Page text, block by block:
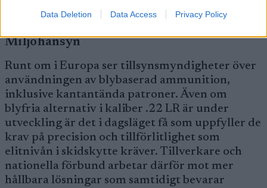
Data Deletion Data Access Privacy Policy
Ammunition till skidskytte. Foto: Manzoni/NordicFocus
Miljöhänsyn
Runt om i Europa ser tillsynsmyndigheter över
användningen av blybaserad ammunition,
inklusive kantantända patroner. Även om
blyfria alternativ i kaliber .22 LR är under
utveckling är det i dagsläget få som uppfyller de
krav på precision och tillförlitlighet som
elitnivån i skidskytte kräver. Tillverkare och
nationella förbund arbetar därför mot mer
hållbara lösningar som samtidigt bevarar